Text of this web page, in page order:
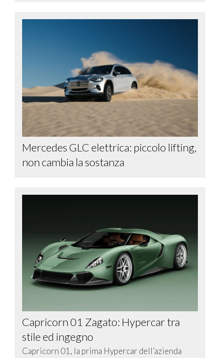
Mercedes GLC elettrica: piccolo lifting,
non cambia la sostanza
Capricorn 01 Zagato: Hypercar tra
stile ed ingegno
Capricorn 01, la prima Hypercar dell’azienda